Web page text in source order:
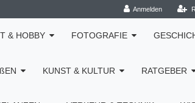
Anmelden
& HOBBY FOTOGRAFIE
KUNST & KULTUR RATGEBER